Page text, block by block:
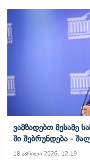
Ვამზადებთ Მესამე
Ში Შებრუნდება -
18 აპრილი 2026, 12:19